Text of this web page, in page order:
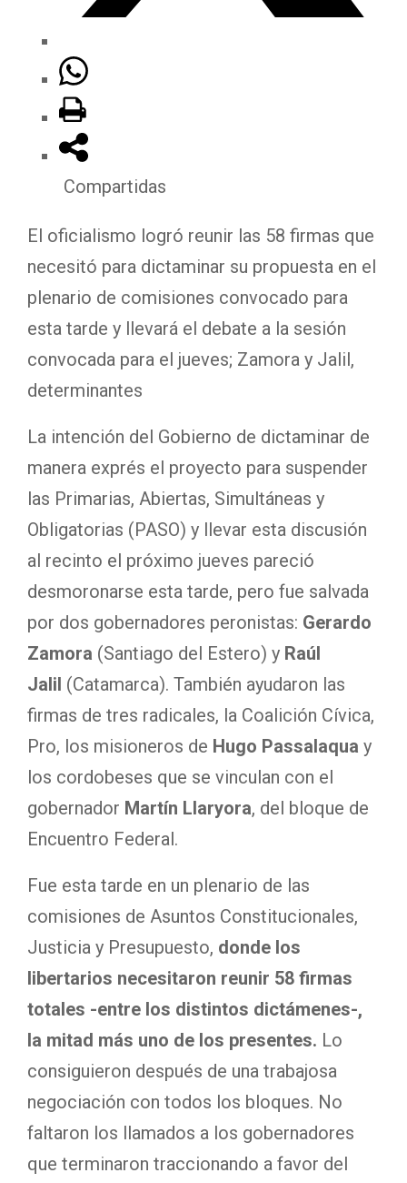
Compartidas
El oficialismo logró reunir las 58 firmas que
necesitó para dictaminar su propuesta en el
plenario de comisiones convocado para
esta tarde y llevará el debate a la sesión
convocada para el jueves; Zamora y Jalil,
determinantes
La intención del Gobierno de dictaminar de
manera exprés el proyecto para suspender
las Primarias, Abiertas, Simultáneas y
Obligatorias (PASO) y llevar esta discusión
al recinto el próximo jueves pareció
desmoronarse esta tarde, pero fue salvada
por dos gobernadores peronistas: Gerardo
Zamora (Santiago del Estero) y Raúl
Jalil (Catamarca). También ayudaron las
firmas de tres radicales, la Coalición Cívica,
Pro, los misioneros de Hugo Passalaqua y
los cordobeses que se vinculan con el
gobernador Martín Llaryora, del bloque de
Encuentro Federal.
Fue esta tarde en un plenario de las
comisiones de Asuntos Constitucionales,
Justicia y Presupuesto, donde los
libertarios necesitaron reunir 58 firmas
totales -entre los distintos dictámenes-,
la mitad más uno de los presentes. Lo
consiguieron después de una trabajosa
negociación con todos los bloques. No
faltaron los llamados a los gobernadores
que terminaron traccionando a favor del